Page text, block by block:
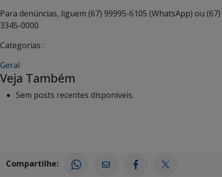
Para denúncias, liguem (67) 99995-6105 (WhatsApp) ou (67)
3345-0000
Categorias :
Geral
Veja Também
Sem posts recentes disponíveis.
Compartilhe: